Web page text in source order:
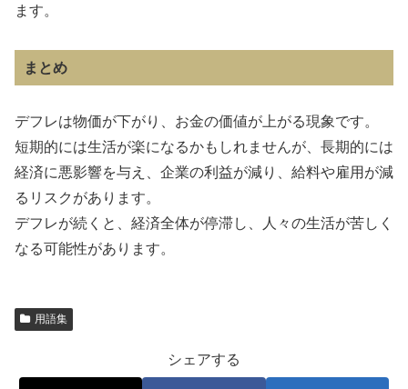
ます。
まとめ
デフレは物価が下がり、お金の価値が上がる現象です。
短期的には生活が楽になるかもしれませんが、長期的には
経済に悪影響を与え、企業の利益が減り、給料や雇用が減
るリスクがあります。
デフレが続くと、経済全体が停滞し、人々の生活が苦しく
なる可能性があります。
用語集
シェアする